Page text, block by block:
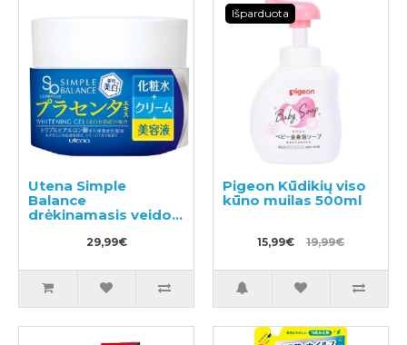
Utena Simple
Balance
drėkinamasis veido
gelis 100g
29,99€
Išparduota
Pigeon Kūdikių viso
kūno muilas 500ml
15,99€ 19,99€